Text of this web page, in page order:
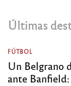
Últimas
FÚTBOL
Un Belgrano
ante